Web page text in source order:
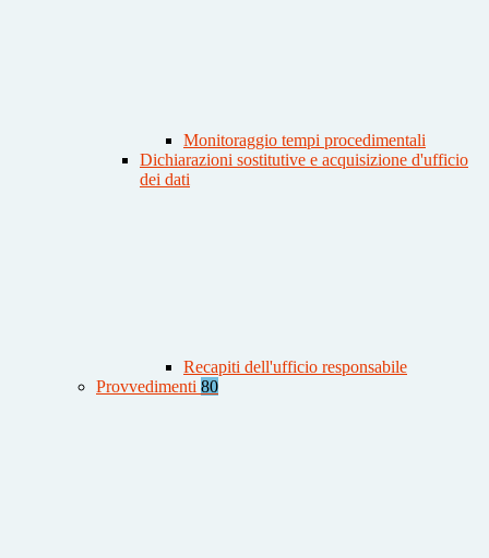
Monitoraggio tempi procedimentali
Dichiarazioni sostitutive e acquisizione d'ufficio
dei dati
Recapiti dell'ufficio responsabile
Provvedimenti 80